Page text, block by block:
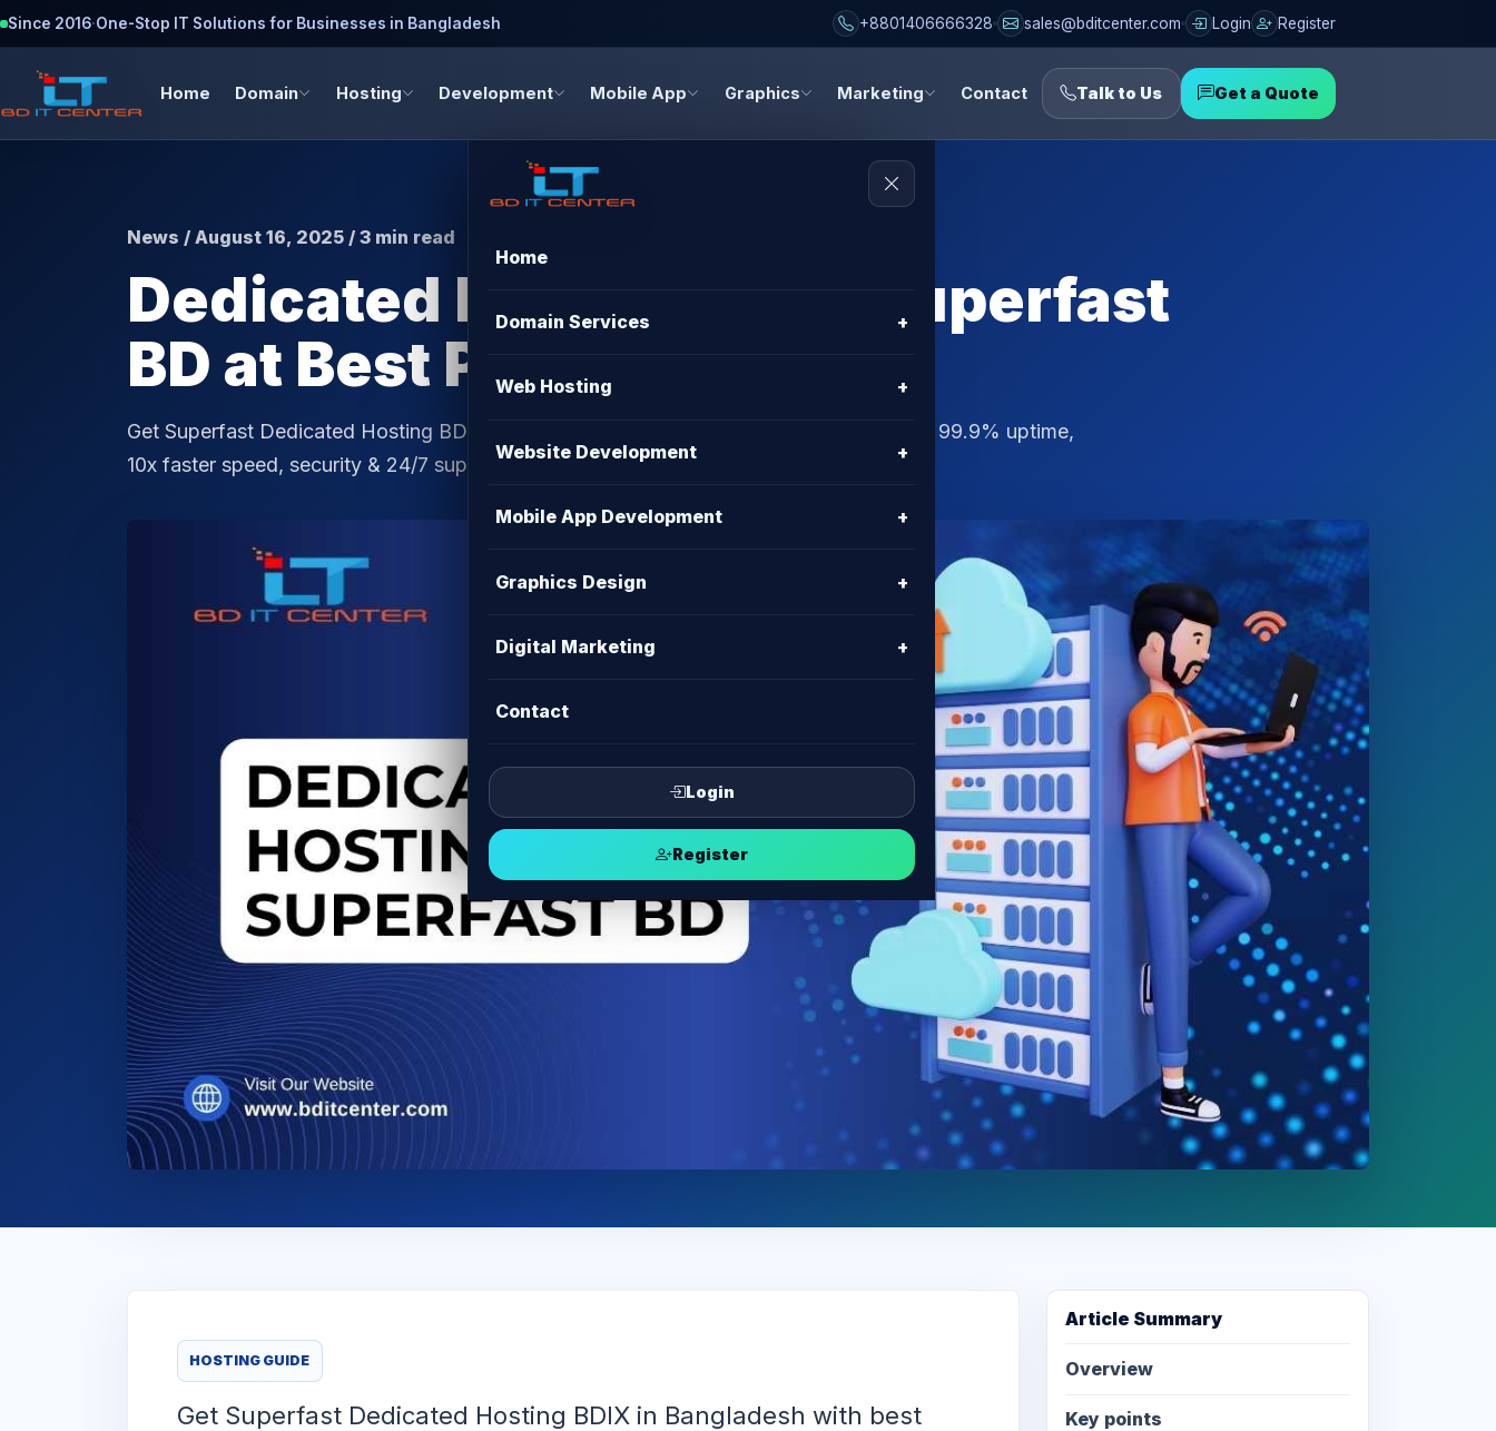
Since 2016·One-Stop IT Solutions for Businesses in Bangladesh +8801406666328 sales@bditcenter.com Login Register
Home Domain Hosting Development Mobile App Graphics Marketing Contact Talk to Us Get a Quote
Home
Domain Services +
Web Hosting +
Website Development +
Mobile App Development +
Graphics Design +
Digital Marketing +
Contact
Login
Register
News / August 16, 2025 / 3 min read
Dedicated Hosting BDIX Superfast
BD at Best Price
Get Superfast Dedicated Hosting BDIX in Bangladesh with best price, free cPanel, SSL, 99.9% uptime,
10x faster speed, security & 24/7 support from BD IT CENTER.
HOSTING GUIDE
Get Superfast Dedicated Hosting BDIX in Bangladesh with best
Article Summary
Overview
Key points